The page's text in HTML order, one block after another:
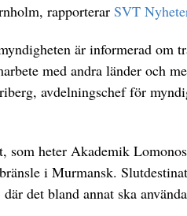
rapporterar SVT
är informerad om
med andra länder och
avdelningschef för
som heter Akademik
i Murmansk.
det bland annat ska